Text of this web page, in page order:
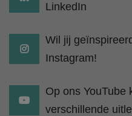
LinkedIn
Wil jij
Instagram!
Op ons YouTube
verschillende